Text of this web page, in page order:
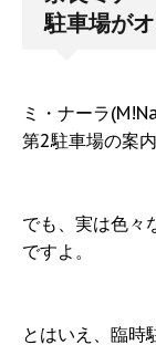
駐車場が
ミ・ナーラ
第2駐車場の案
でも、実は色々
ですよ。
とはいえ、臨時